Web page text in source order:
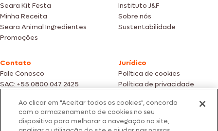
Seara Kit Festa
Minha Receita
Seara Animal Ingredientes
Promoções
Instituto J&F
Sobre nós
Sustentabilidade
Contato
Fale Conosco
SAC: +55 0800 047 2425
Jurídico
Política de cookies
Política de privacidade
Fotos meramente ilustrativas | Ofertas válidas enquanto durarem os
estoques dos nossos parceiros | Vendas sujeitas a análise e confirmação
de dados.
Ao clicar em "Aceitar todos os cookies", concorda
com o armazenamento de cookies no seu
dispositivo para melhorar a navegação no site,